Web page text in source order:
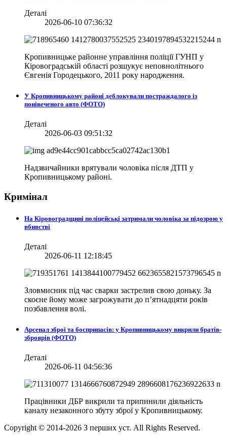
Деталі
2026-06-10 07:36:32
Кропивницьке районне управління поліції ГУНП у
Кіровоградській області розшукує неповнолітнього
Євгенія Городецького, 2011 року народження.
У Кропивницькому районі деблокували постраждалого із
понівеченого авто (ФОТО)
Деталі
2026-06-03 09:51:32
Надзвичайники врятували чоловіка після ДТП у
Кропивницькому районі.
Кримінал
На Кіровоградщині поліцейські затримали чоловіка за підозрою у
вбивстві
Деталі
2026-06-11 12:18:45
Зловмисник під час сварки застрелив свою доньку. За
скоєне йому може загрожувати до п’ятнадцяти років
позбавлення волі.
Арсенал зброї та боєприпасів: у Кропивницькому викрили братів-
зброярів (ФОТО)
Деталі
2026-06-11 04:56:36
Працівники ДБР викрили та припинили діяльність
каналу незаконного збуту зброї у Кропивницькому.
Copyright © 2014-2026 З перших уст. All Rights Reserved.